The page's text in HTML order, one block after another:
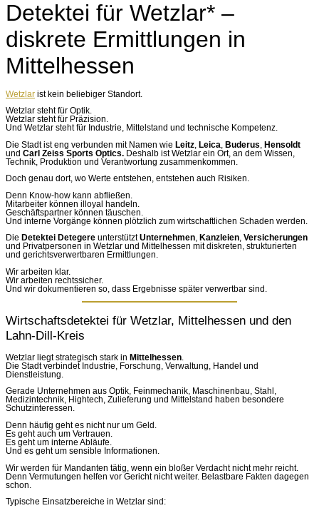
Detektei für Wetzlar* –
diskrete Ermittlungen in
Mittelhessen
Wetzlar ist kein beliebiger Standort.
Wetzlar steht für Optik.
Wetzlar steht für Präzision.
Und Wetzlar steht für Industrie, Mittelstand und technische Kompetenz.
Die Stadt ist eng verbunden mit Namen wie Leitz Leica Buderus
Hensoldt
und Carl Zeiss Sports Optics. Deshalb ist Wetzlar ein Ort, an dem Wissen,
Technik, Produktion und Verantwortung zusammenkommen.
Doch genau dort, wo Werte entstehen, entstehen auch Risiken.
Denn Know-how kann abfließen.
Mitarbeiter können illoyal handeln.
Geschäftspartner können täuschen.
Und interne Vorgänge können plötzlich zum wirtschaftlichen Schaden werden.
Die Detektei Detegere unterstütztUnternehmen Kanzleien Versicherungen
und Privatpersonen in Wetzlar und Mittelhessen mit diskreten, strukturierten
und gerichtsverwertbaren Ermittlungen.
Wir arbeiten klar.
Wir arbeiten rechtssicher.
Und wir dokumentieren so, dass Ergebnisse später verwertbar sind.
Wirtschaftsdetektei für Wetzlar, Mittelhessen und den
Lahn-Dill-Kreis
Wetzlar liegt strategisch stark in Mittelhessen
Die Stadt verbindet Industrie, Forschung, Verwaltung, Handel und
Dienstleistung.
Gerade Unternehmen aus Optik, Feinmechanik, Maschinenbau, Stahl,
Medizintechnik, Hightech, Zulieferung und Mittelstand haben besondere
Schutzinteressen.
Denn häufig geht es nicht nur um Geld.
Es geht auch um Vertrauen.
Es geht um interne Abläufe.
Und es geht um sensible Informationen.
Wir werden für Mandanten tätig, wenn ein bloßer Verdacht nicht mehr reicht.
Denn Vermutungen helfen vor Gericht nicht weiter. Belastbare Fakten dagegen
schon.
Typische Einsatzbereiche in Wetzlar sind: